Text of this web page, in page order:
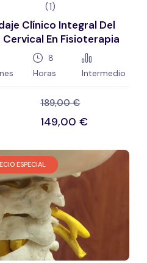
(1)
Clínico Integral Del
Cervical En Fisioterapia
8
Horas
Intermedio
189,00€
149,00€
ESPECIAL